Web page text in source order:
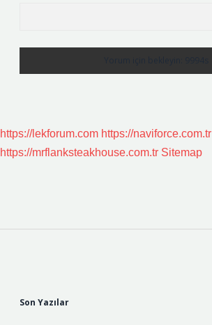
https://lekforum.com https://naviforce.com.tr
https://mrflanksteakhouse.com.tr Sitemap
Son Yazılar